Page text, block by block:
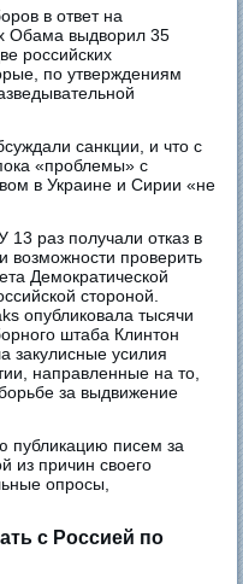
в ответ на
Обама выдворил 35
российских
по утверждениям
санкции, и что с
«проблемы» с
в Украине и Сирии «не
раз получали отказ в
возможности проверить
Демократической
стороной.
опубликовала тысячи
штаба Клинтон
закулисные усилия
направленные на то,
за выдвижение
публикацию писем за
из причин своего
опросы,
с Россией по